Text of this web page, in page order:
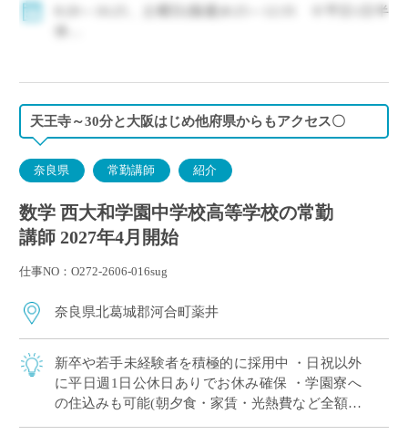
8:20～16:25、土曜日(隔週)8:25～12:35 ※平日1日半
・イベント等で休日出勤した場合は代休取得で対応
天王寺～30分と大阪はじめ他府県からもアクセス〇
奈良県 常勤講師 紹介
数学 西大和学園中学校高等学校の常勤
講師 2027年4月開始
仕事NO：O272-2606-016sug
奈良県北葛城郡河合町薬井
新卒や若手未経験者を積極的に採用中 ・日祝以外
に平日週1日公休日ありでお休み確保 ・学園寮へ
の住込みも可能(朝夕食・家賃・光熱費など全額学
園負担) ※単身者に限る。若手教員の経済的・生